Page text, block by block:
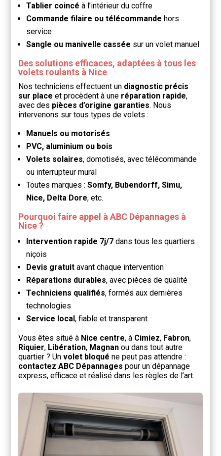
Tablier coincé à l’intérieur du coffre
Commande filaire ou télécommande hors
service
Sangle ou manivelle cassée sur un volet manuel
Des solutions efficaces, adaptées à tous les
volets roulants à Nice
Nos techniciens effectuent un diagnostic précis
sur place et procèdent à une réparation rapide,
avec des pièces d’origine garanties. Nous
intervenons sur tous types de volets :
Manuels ou motorisés
PVC, aluminium ou bois
Volets solaires, domotisés, avec télécommande
ou interrupteur mural
Toutes marques :Somfy, Bubendorff, Simu,
Nice, Delta Dore, etc.
Pourquoi faire appel à ABC Dépannages à
Nice ?
Intervention rapide 7j/7 dans tous les quartiers
niçois
Devis gratuit avant chaque intervention
Réparations durables, avec pièces de qualité
Techniciens qualifiés, formés aux dernières
technologies
Service local, fiable et transparent
Vous êtes situé à Nice centre, à Cimiez, Fabron,
Riquier, Libération, Magnan ou dans tout autre
quartier ? Unvolet bloqué ne peut pas attendre :
contactez ABC Dépannages pour un dépannage
express, efficace et réalisé dans les règles de l’art.